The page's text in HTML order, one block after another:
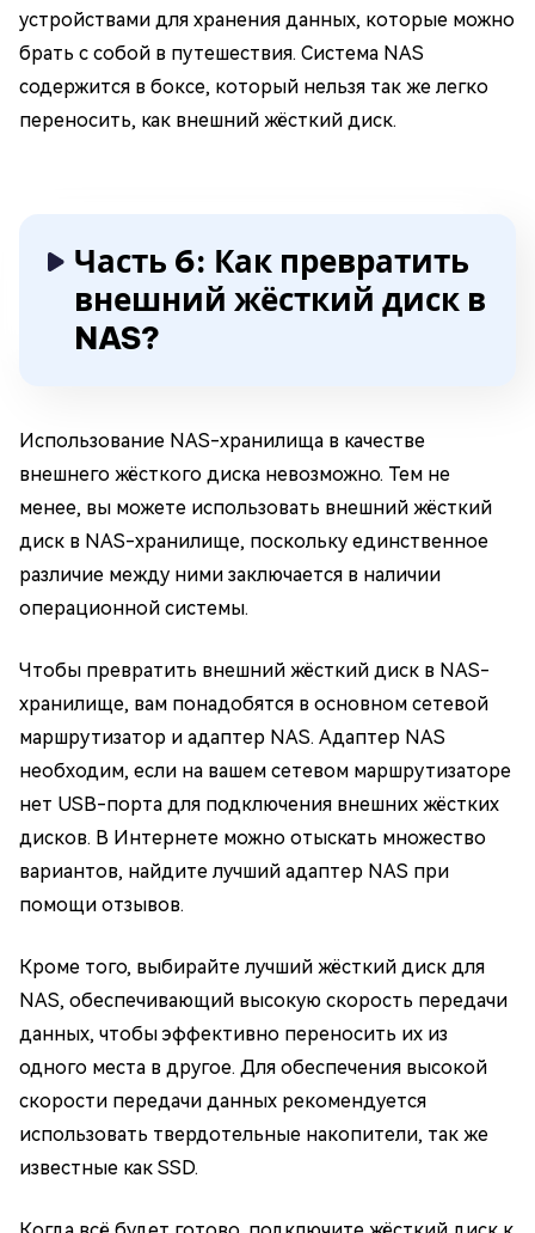
устройствами для хранения данных, которые можно
брать с собой в путешествия. Система NAS
содержится в боксе, который нельзя так же легко
переносить, как внешний жёсткий диск.
Часть 6: Как превратить
внешний жёсткий диск в
NAS?
Использование NAS-хранилища в качестве
внешнего жёсткого диска невозможно. Тем не
менее, вы можете использовать внешний жёсткий
диск в NAS-хранилище, поскольку единственное
различие между ними заключается в наличии
операционной системы.
Чтобы превратить внешний жёсткий диск в NAS-
хранилище, вам понадобятся в основном сетевой
маршрутизатор и адаптер NAS. Адаптер NAS
необходим, если на вашем сетевом маршрутизаторе
нет USB-порта для подключения внешних жёстких
дисков. В Интернете можно отыскать множество
вариантов, найдите лучший адаптер NAS при
помощи отзывов.
Кроме того, выбирайте лучший жёсткий диск для
NAS, обеспечивающий высокую скорость передачи
данных, чтобы эффективно переносить их из
одного места в другое. Для обеспечения высокой
скорости передачи данных рекомендуется
использовать твердотельные накопители, так же
известные как SSD.